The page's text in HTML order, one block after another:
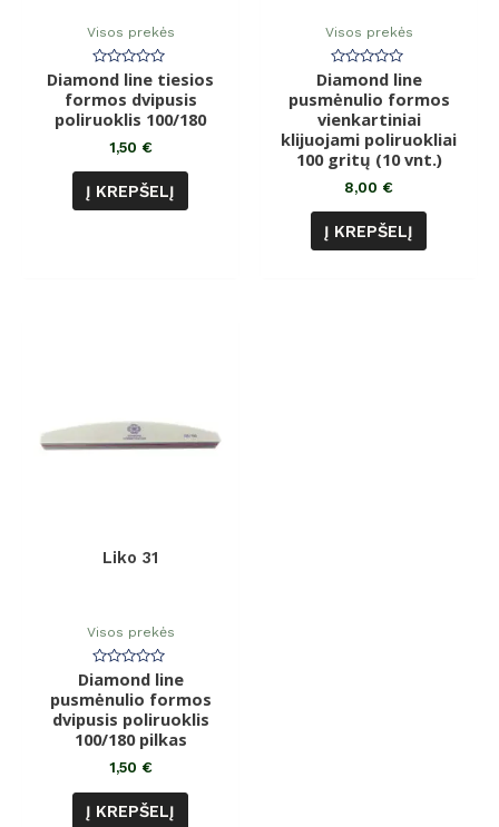
Visos prekės
Įvertinimas:
0
iš
5
Diamond line tiesios
formos dvipusis
poliruoklis 100/180
1,50 €
Į KREPŠELĮ
Visos prekės
Įvertinimas:
0
iš
5
Diamond line
pusmėnulio formos
vienkartiniai
klijuojami poliruokliai
100 gritų (10 vnt.)
8,00 €
Į KREPŠELĮ
Liko 31
Visos prekės
Įvertinimas:
0
iš
5
Diamond line
pusmėnulio formos
dvipusis poliruoklis
100/180 pilkas
1,50 €
Į KREPŠELĮ